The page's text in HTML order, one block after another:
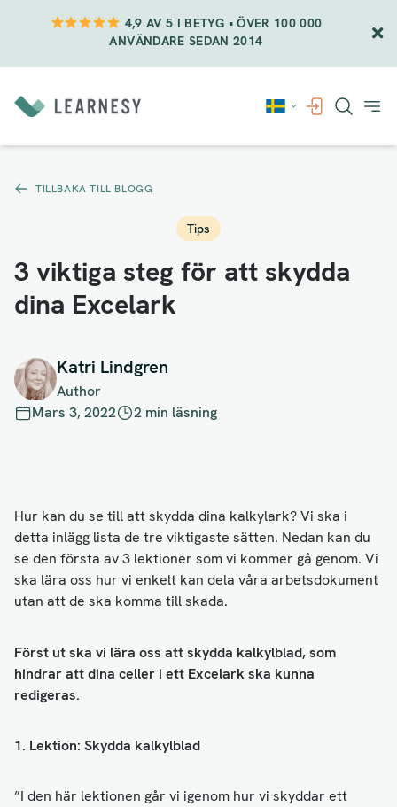
4,9 AV 5 I BETYG • ÖVER 100 000
ANVÄNDARE SEDAN 2014
till
innehåll
TILLBAKA TILL BLOGG
Tips
3 viktiga steg för att skydda
dina Excelark
Katri Lindgren
Author
Mars 3, 2022
2 min läsning
Hur kan du se till att skydda dina kalkylark? Vi ska i
detta inlägg lista de tre viktigaste sätten. Nedan kan du
se den första av 3 lektioner som vi kommer gå genom. Vi
ska lära oss hur vi enkelt kan dela våra arbetsdokument
utan att de ska komma till skada.
Först ut ska vi lära oss att skydda kalkylblad, som
hindrar att dina celler i ett Excelark ska kunna
redigeras.
1. Lektion: Skydda kalkylblad
”I den här lektionen går vi igenom hur vi skyddar ett